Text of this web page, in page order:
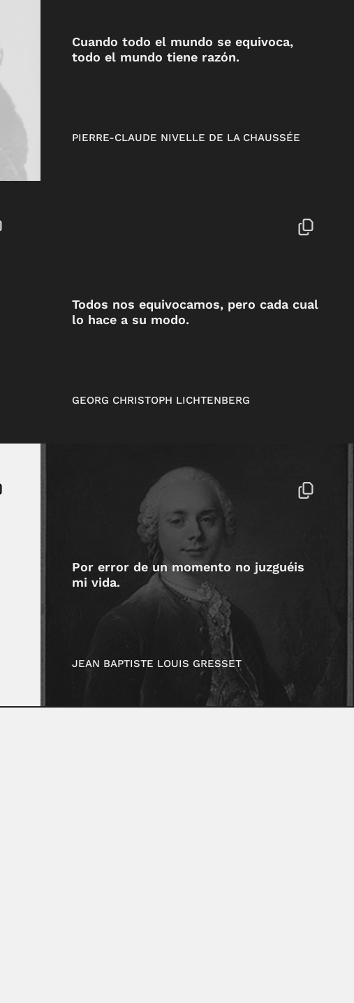
Cuando todo el mundo se equivoca,
todo el mundo tiene razón.
PIERRE-CLAUDE NIVELLE DE LA CHAUSSÉE
Todos nos equivocamos, pero cada cual
lo hace a su modo.
GEORG CHRISTOPH LICHTENBERG
Por error de un momento no juzguéis
mi vida.
JEAN BAPTISTE LOUIS GRESSET